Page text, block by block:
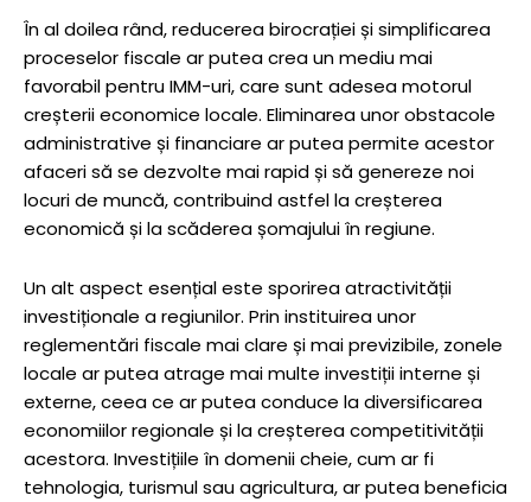
În al doilea rând, reducerea birocrației și simplificarea
proceselor fiscale ar putea crea un mediu mai
favorabil pentru IMM-uri, care sunt adesea motorul
creșterii economice locale. Eliminarea unor obstacole
administrative și financiare ar putea permite acestor
afaceri să se dezvolte mai rapid și să genereze noi
locuri de muncă, contribuind astfel la creșterea
economică și la scăderea șomajului în regiune.
Un alt aspect esențial este sporirea atractivității
investiționale a regiunilor. Prin instituirea unor
reglementări fiscale mai clare și mai previzibile, zonele
locale ar putea atrage mai multe investiții interne și
externe, ceea ce ar putea conduce la diversificarea
economiilor regionale și la creșterea competitivității
acestora. Investițiile în domenii cheie, cum ar fi
tehnologia, turismul sau agricultura, ar putea beneficia